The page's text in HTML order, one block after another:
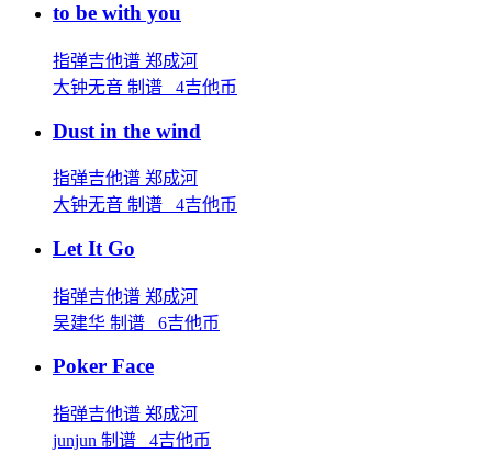
to be with you
指弹吉他谱 郑成河
大钟无音 制谱 4吉他币
Dust in the wind
指弹吉他谱 郑成河
大钟无音 制谱 4吉他币
Let It Go
指弹吉他谱 郑成河
吴建华 制谱 6吉他币
Poker Face
指弹吉他谱 郑成河
junjun 制谱 4吉他币